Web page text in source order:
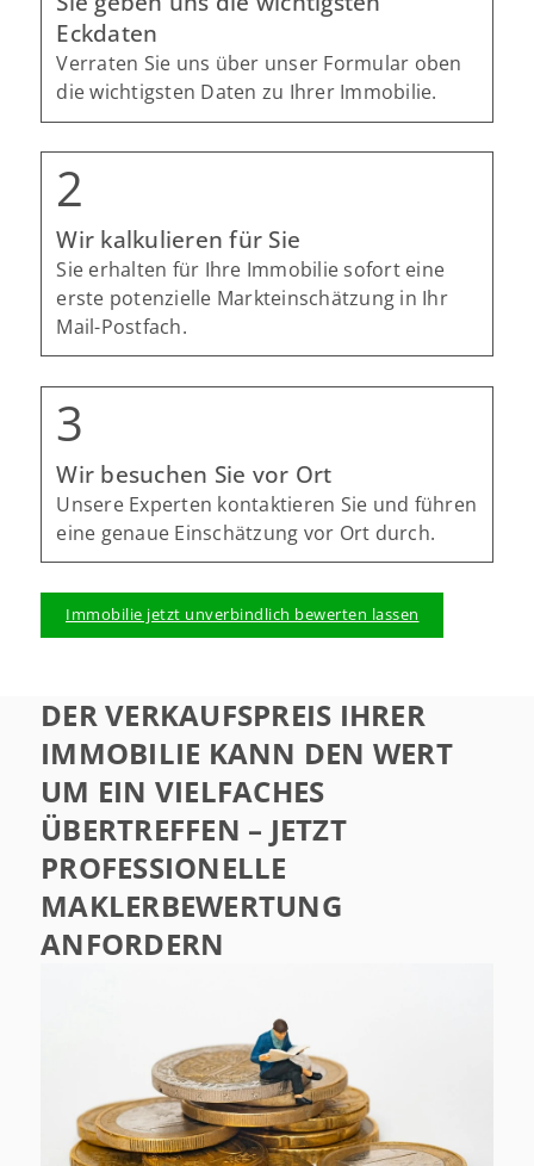
vereinbaren und gemeinsam Ihre
Optionen zu besprechen.
Angaben zu Ihrer Immobilie
Baujahr
renovierungsbedürftig
gepflegt
Neubau
Bin mir nicht sicher
(optional) Wollen Sie uns noch etwas zur Immobilie
mitteilen?
Eckdaten
Verraten Sie uns über unser Formular oben
die wichtigsten Daten zu Ihrer Immobilie.
Wir kalkulieren für Sie
Sie erhalten für Ihre Immobilie sofort eine
erste potenzielle Markteinschätzung in Ihr
Mail-Postfach.
Wir besuchen Sie vor Ort
Unsere Experten kontaktieren Sie und führen
eine genaue Einschätzung vor Ort durch.
Immobilie jetzt unverbindlich bewerten lassen
DER VERKAUFSPREIS IHRER
IMMOBILIE KANN DEN WERT
UM EIN VIELFACHES
ÜBERTREFFEN – JETZT
PROFESSIONELLE
MAKLERBEWERTUNG
ANFORDERN